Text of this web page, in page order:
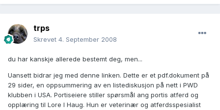
trps
Skrevet 4. September 2008
du har kanskje allerede bestemt deg, men...
Uansett bidrar jeg med denne linken. Dette er et pdf.dokument på
29 sider, en oppsummering av en listediskusjon på nett i PWD
klubben i USA. Portiseiere stiller spørsmål ang portis atferd og
opplæring til Lore I Haug. Hun er veterinær og atferdsspesialist